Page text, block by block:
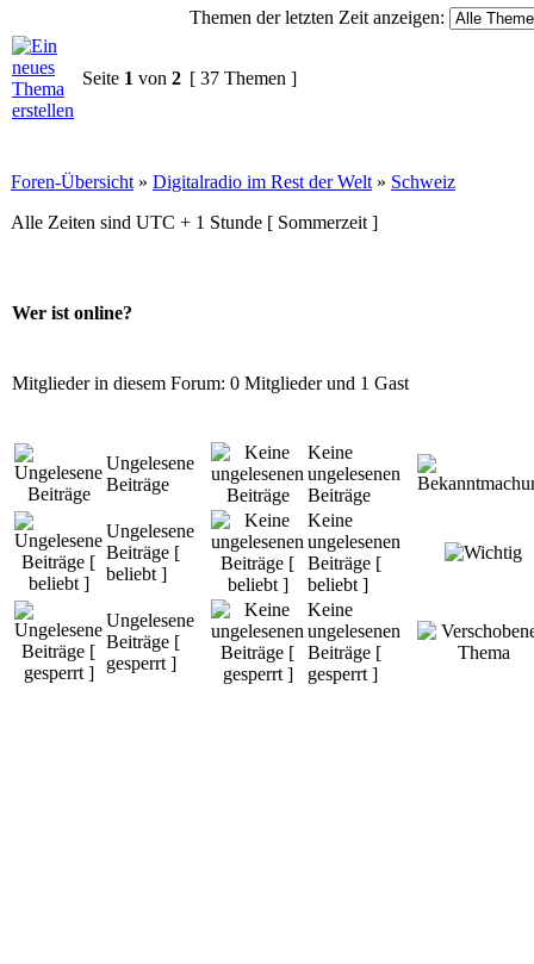
Themen der letzten Zeit anzeigen:
Seite 1 von 2 [ 37 Themen ]
Foren-Übersicht » Digitalradio im Rest der Welt » Schweiz
Alle Zeiten sind UTC + 1 Stunde [ Sommerzeit ]
Wer ist online?
Mitglieder in diesem Forum: 0 Mitglieder und 1 Gast
Ungelesene
Beiträge
Keine
ungelesenen
Beiträge
Ungelesene
Beiträge [
beliebt ]
Keine
ungelesenen
Beiträge [
beliebt ]
Ungelesene
Beiträge [
gesperrt ]
Keine
ungelesenen
Beiträge [
gesperrt ]